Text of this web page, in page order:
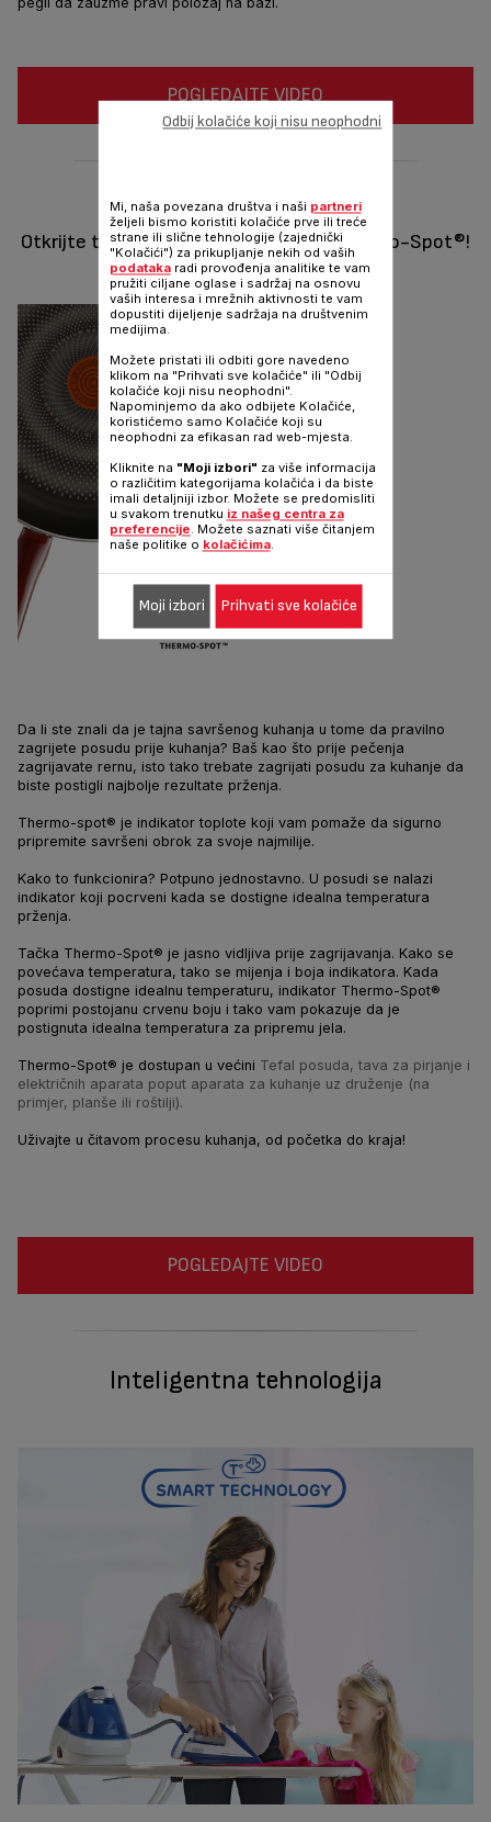
POGLEDAJTE VIDEO
Thermo-Spot®
Otkrijte tajnu savršenog kuhanja uz Thermo-Spot®!
Da li ste znali da je tajna savršenog kuhanja u tome da pravilno
zagrijete posudu prije kuhanja? Baš kao što prije pečenja
zagrijavate rernu, isto tako trebate zagrijati posudu za kuhanje da
biste postigli najbolje rezultate prženja.
Thermo-spot® je indikator toplote koji vam pomaže da sigurno
pripremite savršeni obrok za svoje najmilije.
Kako to funkcionira? Potpuno jednostavno. U posudi se nalazi
indikator koji pocrveni kada se dostigne idealna temperatura
prženja.
Tačka Thermo-Spot® je jasno vidljiva prije zagrijavanja. Kako se
povećava temperatura, tako se mijenja i boja indikatora. Kada
posuda dostigne idealnu temperaturu, indikator Thermo-Spot®
poprimi postojanu crvenu boju i tako vam pokazuje da je
postignuta idealna temperatura za pripremu jela.
Thermo-Spot® je dostupan u većini Tefal posuda, tava za pirjanje i
električnih aparata poput aparata za kuhanje uz druženje (na
primjer, planše ili roštilji).
Uživajte u čitavom procesu kuhanja, od početka do kraja!
POGLEDAJTE VIDEO
Inteligentna tehnologija
Mi, naša povezana društva i naši partneri
željeli bismo koristiti kolačiće prve ili treće
strane ili slične tehnologije (zajednički
"Kolačići") za prikupljanje nekih od vaših
podatakaradi provođenja analitike te vam
pružiti ciljane oglase i sadržaj na osnovu
vaših interesa i mrežnih aktivnosti te vam
dopustiti dijeljenje sadržaja na društvenim
medijima.
Možete pristati ili odbiti gore navedeno
klikom na "Prihvati sve kolačiće" ili "Odbij
kolačiće koji nisu neophodni".
Napominjemo da ako odbijete Kolačiće,
koristićemo samo Kolačiće koji su
neophodni za efikasan rad web-mjesta.
Kliknite na "Moji izbori" za više informacija
o različitim kategorijama kolačića i da biste
imali detaljniji izbor. Možete se predomisliti
u svakom trenutku iz našeg centra za
preferencije. Možete saznati više čitanjem
naše politike o kolačićima.
Odbij kolačiće koji nisu neophodni
Moji izbori Prihvati sve kolačiće